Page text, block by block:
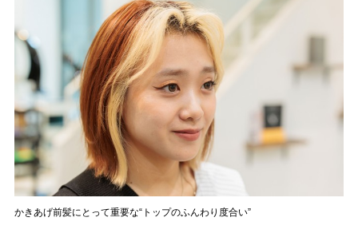
かきあげ前髪にとって重要な“トップのふんわり度合い”